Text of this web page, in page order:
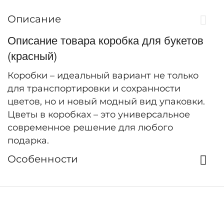
Описание
Описание товара коробка для букетов
(красный)
Коробки – идеальный вариант не только
для транспортировки и сохранности
цветов, но и новый модный вид упаковки.
Цветы в коробках – это универсальное
современное решение для любого
подарка.
Особенности